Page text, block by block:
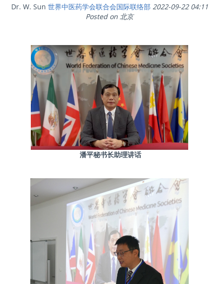
Dr. W. Sun 世界中医药学会联合会国际联络部 2022-09-22 04:11
Posted on 北京
潘平秘书长助理讲话